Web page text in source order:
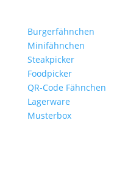
Burgerfähnchen
Minifähnchen
Steakpicker
Foodpicker
QR-Code Fähnchen
Lagerware
Musterbox